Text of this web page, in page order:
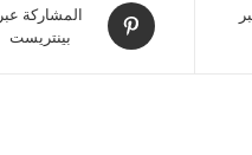
المشاركة عبر
بينتريست